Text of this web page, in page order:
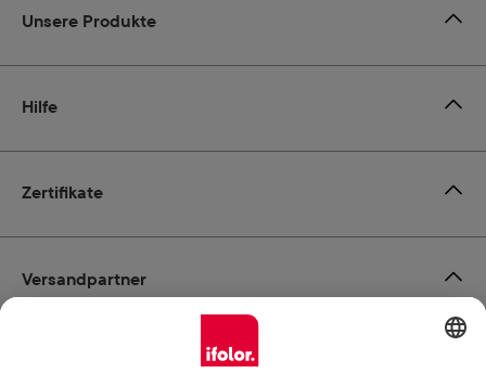
Zertifikate
Unsere Produkte
Hilfe
Zahlungsmöglichkeiten
Versandpartner